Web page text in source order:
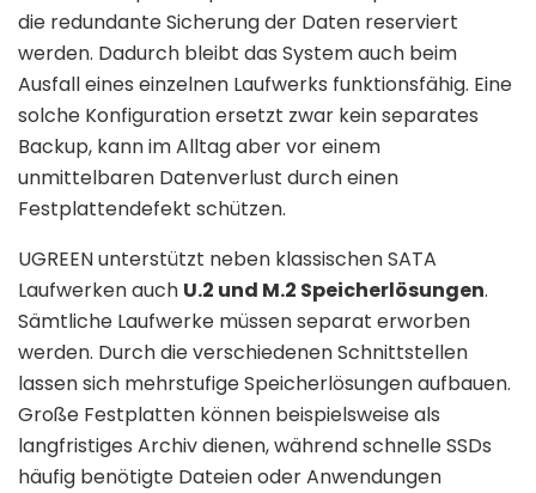
die redundante Sicherung der Daten reserviert
werden. Dadurch bleibt das System auch beim
Ausfall eines einzelnen Laufwerks funktionsfähig. Eine
solche Konfiguration ersetzt zwar kein separates
Backup, kann im Alltag aber vor einem
unmittelbaren Datenverlust durch einen
Festplattendefekt schützen.
UGREEN unterstützt neben klassischen SATA
Laufwerken auch U.2 und M.2 Speicherlösungen.
Sämtliche Laufwerke müssen separat erworben
werden. Durch die verschiedenen Schnittstellen
lassen sich mehrstufige Speicherlösungen aufbauen.
Große Festplatten können beispielsweise als
langfristiges Archiv dienen, während schnelle SSDs
häufig benötigte Dateien oder Anwendungen